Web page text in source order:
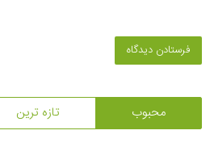
محبوب تازه ترین